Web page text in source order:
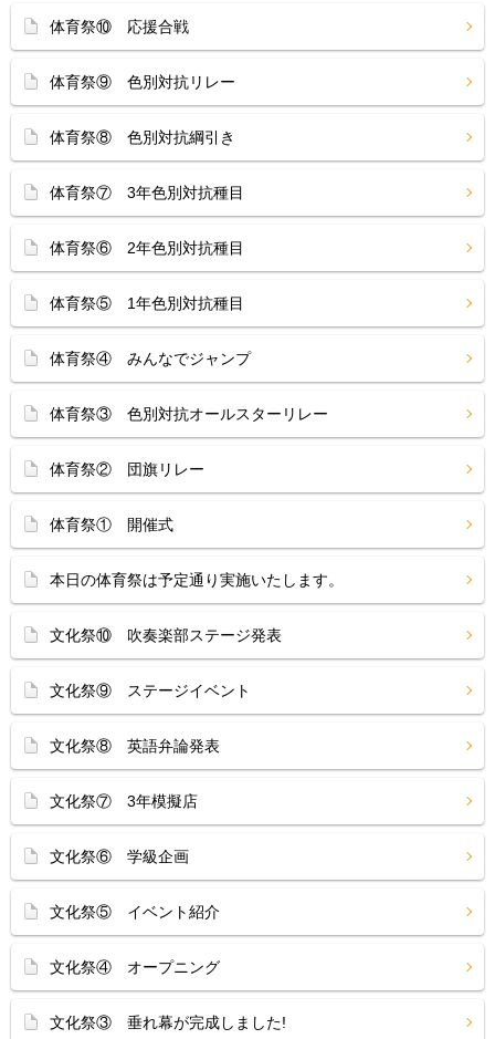
体育祭⑩ 応援合戦
体育祭⑨ 色別対抗リレー
体育祭⑧ 色別対抗綱引き
体育祭⑦ 3年色別対抗種目
体育祭⑥ 2年色別対抗種目
体育祭⑤ 1年色別対抗種目
体育祭④ みんなでジャンプ
体育祭③ 色別対抗オールスターリレー
体育祭② 団旗リレー
体育祭① 開催式
本日の体育祭は予定通り実施いたします。
文化祭⑩ 吹奏楽部ステージ発表
文化祭⑨ ステージイベント
文化祭⑧ 英語弁論発表
文化祭⑦ 3年模擬店
文化祭⑥ 学級企画
文化祭⑤ イベント紹介
文化祭④ オープニング
文化祭③ 垂れ幕が完成しました!